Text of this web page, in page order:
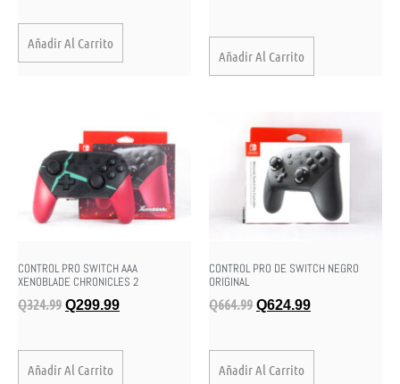
Añadir Al Carrito
Añadir Al Carrito
CONTROL PRO SWITCH AAA
XENOBLADE CHRONICLES 2
Q324.99 Q299.99
Añadir Al Carrito
CONTROL PRO DE SWITCH NEGRO
ORIGINAL
Q664.99 Q624.99
Añadir Al Carrito